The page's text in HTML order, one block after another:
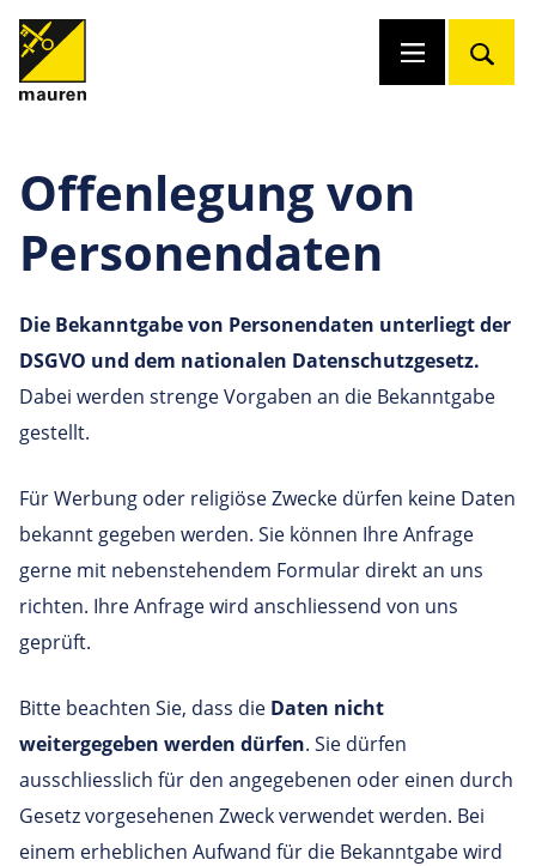
Offenlegung von
Personendaten
Die Bekanntgabe von Personendaten unterliegt der
DSGVO und dem nationalen Datenschutzgesetz.
Dabei werden strenge Vorgaben an die Bekanntgabe
gestellt.
Für Werbung oder religiöse Zwecke dürfen keine Daten
bekannt gegeben werden. Sie können Ihre Anfrage
gerne mit nebenstehendem Formular direkt an uns
richten. Ihre Anfrage wird anschliessend von uns
geprüft.
Bitte beachten Sie, dass die Daten nicht
weitergegeben werden dürfen. Sie dürfen
ausschliesslich für den angegebenen oder einen durch
Gesetz vorgesehenen Zweck verwendet werden. Bei
einem erheblichen Aufwand für die Bekanntgabe wird